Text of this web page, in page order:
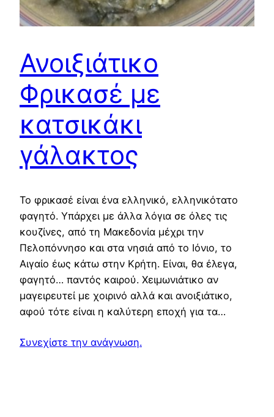
Ανοιξιάτικο
Φρικασέ με
κατσικάκι
γάλακτος
Το φρικασέ είναι ένα ελληνικό, ελληνικότατο
φαγητό. Υπάρχει με άλλα λόγια σε όλες τις
κουζίνες, από τη Μακεδονία μέχρι την
Πελοπόννησο και στα νησιά από το Ιόνιο, το
Αιγαίο έως κάτω στην Κρήτη. Είναι, θα έλεγα,
φαγητό… παντός καιρού. Χειμωνιάτικο αν
μαγειρευτεί με χοιρινό αλλά και ανοιξιάτικο,
αφού τότε είναι η καλύτερη εποχή για τα…
Συνεχίστε την ανάγνωση.